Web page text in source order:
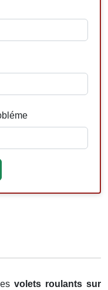
volets roulants sur